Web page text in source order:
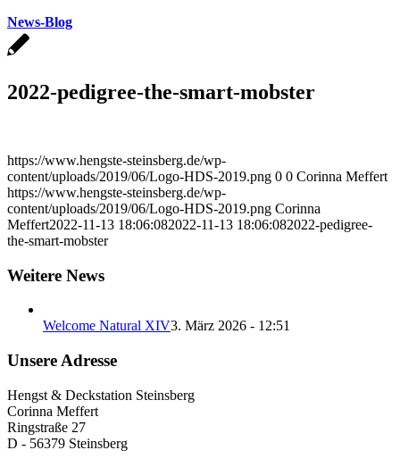
News-Blog
2022-pedigree-the-smart-mobster
https://www.hengste-steinsberg.de/wp-
content/uploads/2019/06/Logo-HDS-2019.png 0 0 Corinna Meffert
https://www.hengste-steinsberg.de/wp-
content/uploads/2019/06/Logo-HDS-2019.png Corinna
Meffert2022-11-13 18:06:082022-11-13 18:06:082022-pedigree-
the-smart-mobster
Weitere News
Welcome Natural XIV3. März 2026 - 12:51
Unsere Adresse
Hengst & Deckstation Steinsberg
Corinna Meffert
Ringstraße 27
D - 56379 Steinsberg